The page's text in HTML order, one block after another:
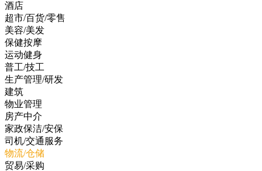
酒店
超市/百货/零售
美容/美发
保健按摩
运动健身
普工/技工
生产管理/研发
建筑
物业管理
房产中介
家政保洁/安保
司机/交通服务
物流/仓储
贸易/采购